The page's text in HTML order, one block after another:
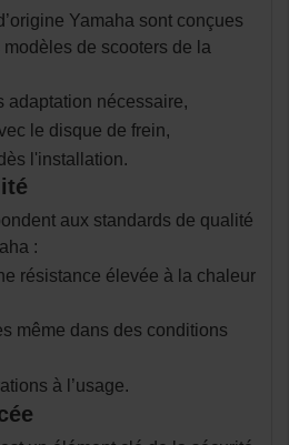
Yamaha sont conçues
de scooters de la
adaptation nécessaire,
le disque de frein,
l'installation.
aux standards de qualité
:
résistance élevée à la chaleur
même dans des conditions
à l’usage.